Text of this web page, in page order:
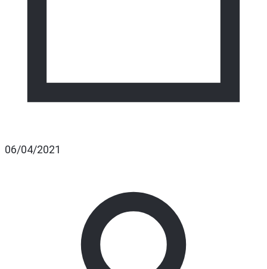
06/04/2021